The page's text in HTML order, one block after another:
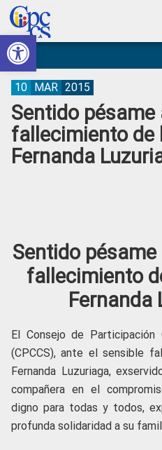
Abrir barra de herramientas
Skip
to
primary
navigation
Skip
to
main
content
Skip
to
primary
sidebar
Skip
to
footer
Consejo
de
Participación
Ciudadana
Control
Construyendo
Poder
Ciudadano
Sentido
fallecimiento de
Fernanda
10 MAR 2015
Sentido
fallecimiento
Fernanda
El Consejo de Participación
(CPCCS), ante el sensible
Fernanda Luzuriaga,
compañera en el
digno para todas y todos,
profunda solidaridad a su